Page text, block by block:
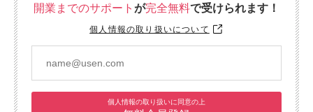
開業までのサポート が完全無料で受けられます！
個人情報の取り扱いについて
個人情報の取り扱いに同意の上